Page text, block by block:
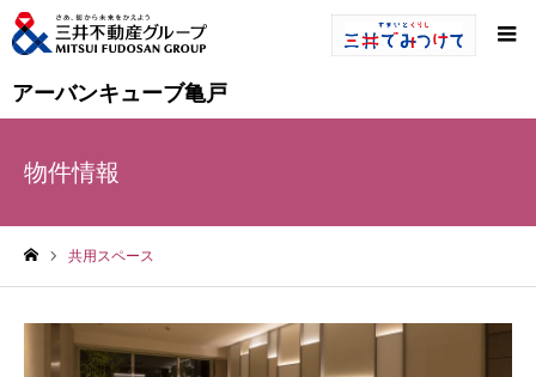
アーバンキューブ亀戸
物件情報
共用スペース